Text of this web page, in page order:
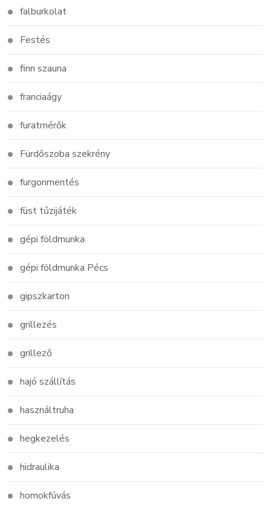
falburkolat
Festés
finn szauna
franciaágy
furatmérők
Fürdőszoba szekrény
furgonmentés
füst tűzijáték
gépi földmunka
gépi földmunka Pécs
gipszkarton
grillezés
grillező
hajó szállítás
használtruha
hegkezelés
hidraulika
homokfúvás